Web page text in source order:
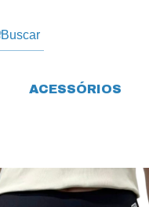
Buscar
ACESSÓRIOS